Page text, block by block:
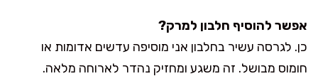
אפשר להוסיף חלבון למרק?
כן. לגרסה עשיר בחלבון אני מוסיפה עדשים אדומות או
חומוס מבושל. זה משגע ומחזיק נהדר לארוחה מלאה.